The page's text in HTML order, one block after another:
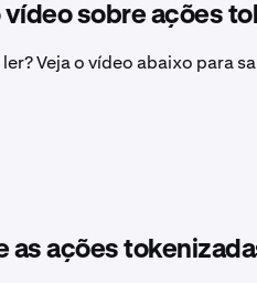
vídeo sobre ações
Veja o vídeo abaixo para
as ações